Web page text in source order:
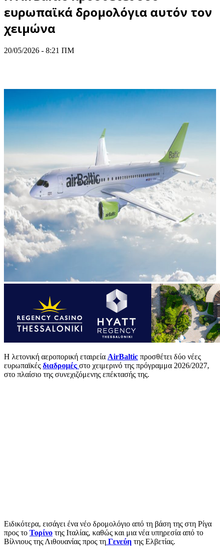
ευρωπαϊκά δρομολόγια αυτόν τον
χειμώνα
20/05/2026 - 8:21 ΠΜ
Η λετονική αεροπορική εταιρεία AirBaltic προσθέτει δύο νέες
ευρωπαϊκές διαδρομές στο χειμερινό της πρόγραμμα 2026/2027,
στο πλαίσιο της συνεχιζόμενης επέκτασής της.
Ειδικότερα, εισάγει ένα νέο δρομολόγιο από τη βάση της στη Ρίγα
προς το Τορίνο της Ιταλίας, καθώς και μια νέα υπηρεσία από το
Βίλνιους της Λιθουανίας προς τη Γενεύη της Ελβετίας.